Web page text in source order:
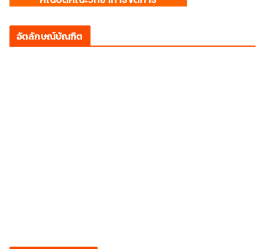
อัตลักษณ์บัณฑิต